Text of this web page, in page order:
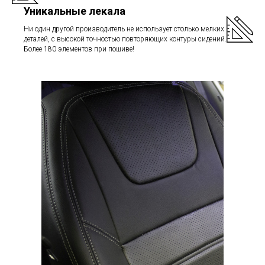
Уникальные лекала
Ни один другой производитель не использует столько мелких
деталей, с высокой точностью повторяющих контуры сидений.
Более 180 элементов при пошиве!